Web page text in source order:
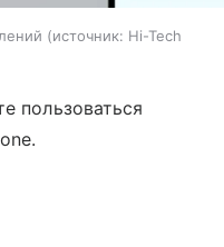
источник: Hi-Tech
пользоваться